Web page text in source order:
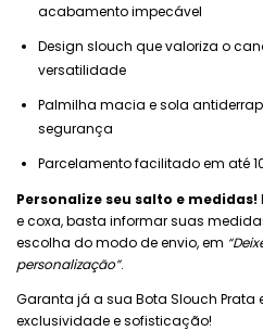
acabamento impecável
Design slouch que valoriza o
versatilidade
Palmilha macia e sola
segurança
Parcelamento facilitado em até
Personalize seu salto e medidas!
e coxa, basta informar suas
escolha do modo de envio, em
personalização”.
Garanta já a sua Bota Slouch Prata
exclusividade e sofisticação!